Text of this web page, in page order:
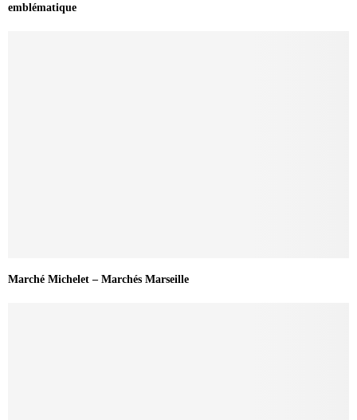
emblématique
Marché Michelet – Marchés Marseille